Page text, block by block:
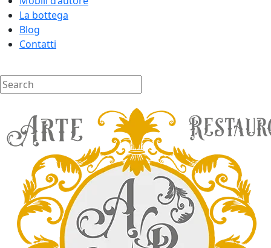
La bottega
Blog
Contatti